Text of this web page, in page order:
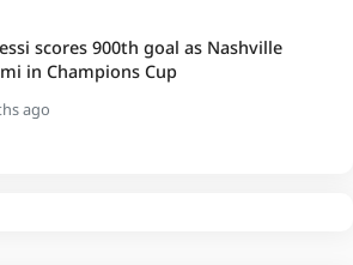
scores 900th goal as Nashville
in Champions Cup
ago